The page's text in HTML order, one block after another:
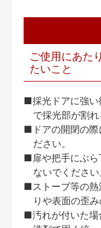
ご使用にあた
たいこと
■採光ドアに強い
で採光部が割れ
■ドアの開閉の際
ださい。
■扉や把手にぶら
ないでください
■ストーブ等の熱
りや表面の歪み
■汚れが付いた場